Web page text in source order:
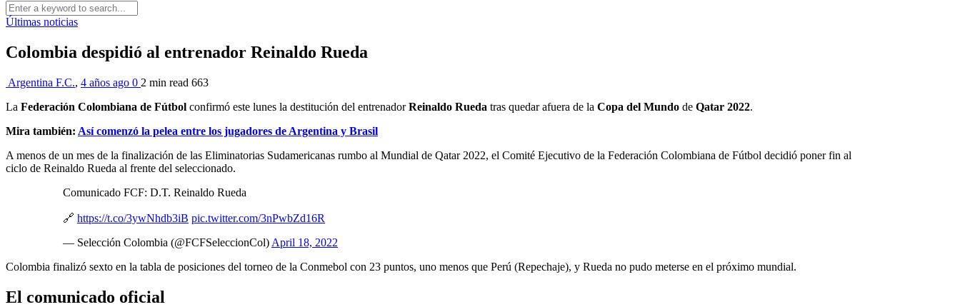
Últimas noticias
Colombia despidió al entrenador Reinaldo Rueda
Argentina F.C., 4 años ago 0 2 min read 663
La Federación Colombiana de Fútbol confirmó este lunes la destitución del entrenadorReinaldo Rueda tras quedar afuera de la Copa del Mundo de Qatar 2022.
Mira también: Así comenzó la pelea entre los jugadores de Argentina y Brasil
A menos de un mes de la finalización de las Eliminatorias Sudamericanas rumbo al Mundial de Qatar 2022, el Comité Ejecutivo de la Federación Colombiana de Fútbol decidió poner fin al
ciclo de Reinaldo Rueda al frente del seleccionado.
Comunicado FCF: D.T. Reinaldo Rueda
🔗 https://t.co/3ywNhdb3iB pic.twitter.com/3nPwbZd16R
— Selección Colombia (@FCFSeleccionCol) April 18, 2022
Colombia finalizó sexto en la tabla de posiciones del torneo de la Conmebol con 23 puntos, uno menos que Perú (Repechaje), y Rueda no pudo meterse en el próximo mundial.
El comunicado oficial